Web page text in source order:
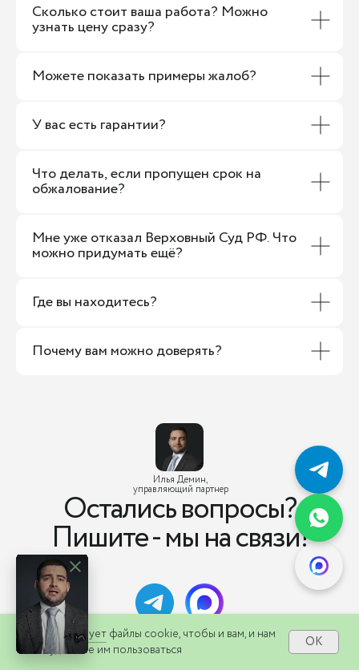
Сколько стоит ваша работа? Можно
узнать цену сразу?
Можете показать примеры жалоб?
У вас есть гарантии?
Что делать, если пропущен срок на
обжалование?
Мне уже отказал Верховный Суд РФ. Что
можно придумать ещё?
Где вы находитесь?
Почему вам можно доверять?
Остались вопросы?
Пишите - мы на связи!
Илья Демин,
управляющий партнер
web@b2b-law.ru
Сайтиспользует куки-файлы, чтобы и вам, и нам
было удобнее им пользоваться
OK
Сайтиспользует файлы cookie, чтобы и вам, и нам
было удобнее им пользоваться
OK